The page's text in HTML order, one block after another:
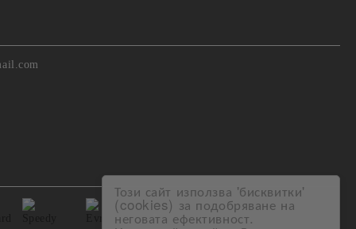
Този сайт използва 'бисквитки'
(cookies) за подобряване на
неговата ефективност.